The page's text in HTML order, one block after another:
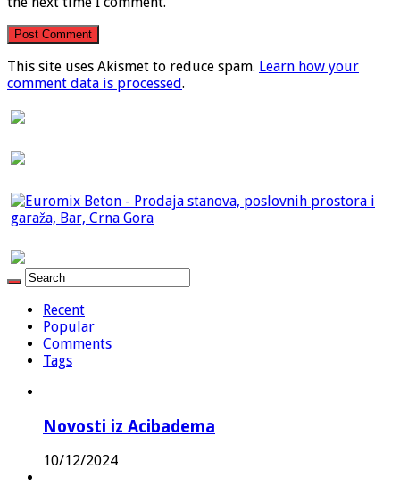
This site uses Akismet to reduce spam. Learn how your
comment data is processed.
Recent
Popular
Comments
Tags
Novosti iz Acibadema
10/12/2024